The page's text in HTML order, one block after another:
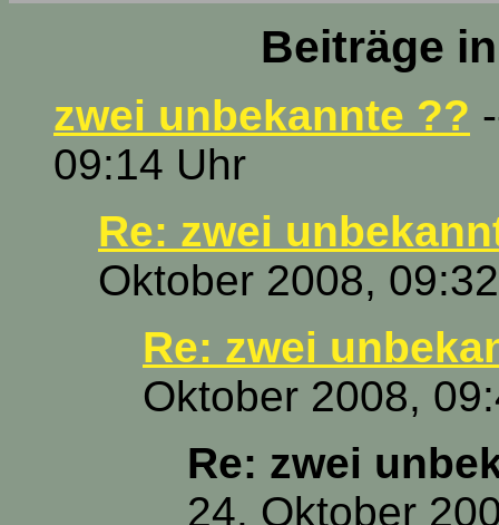
Beiträge
zwei unbekannte ??
09:14 Uhr
Re: zwei
Oktober 2008,
Re: zwei
Oktober 2008,
Re: zwei
24. Oktober